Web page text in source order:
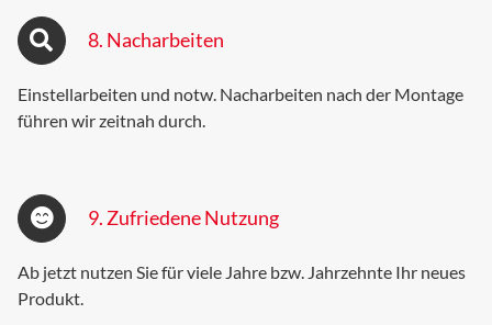
8. Nacharbeiten
Einstellarbeiten und notw. Nacharbeiten nach der Montage
führen wir zeitnah durch.
9. Zufriedene Nutzung
Ab jetzt nutzen Sie für viele Jahre bzw. Jahrzehnte Ihr neues
Produkt.